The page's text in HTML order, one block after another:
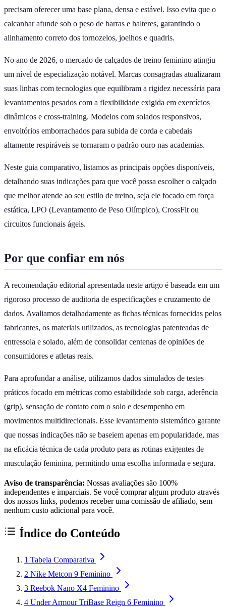
precisam oferecer uma base plana, densa e estável. Isso evita que o
calcanhar afunde sob o peso de barras e halteres, garantindo o
alinhamento correto dos tornozelos, joelhos e quadris.
No ano de 2026, o mercado de calçados de treino feminino atingiu
um nível de especialização notável. Marcas consagradas atualizaram
suas linhas com tecnologias que equilibram a rigidez necessária para
levantamentos pesados com a flexibilidade exigida em exercícios
dinâmicos e cross-training. Modelos com solados responsivos,
envoltórios emborrachados para subida de corda e cabedais
altamente respiráveis se tornaram o padrão ouro nas academias.
Neste guia comparativo, listamos as principais opções disponíveis,
detalhando suas indicações para que você possa escolher o calçado
que melhor atende ao seu estilo de treino, seja ele focado em força
estática, LPO (Levantamento de Peso Olímpico), CrossFit ou
circuitos funcionais ágeis.
Por que confiar em nós
A recomendação editorial apresentada neste artigo é baseada em um
rigoroso processo de auditoria de especificações e cruzamento de
dados. Avaliamos detalhadamente as fichas técnicas fornecidas pelos
fabricantes, os materiais utilizados, as tecnologias patenteadas de
entressola e solado, além de consolidar centenas de opiniões de
consumidores e atletas reais.
Para aprofundar a análise, utilizamos dados simulados de testes
práticos focado em métricas como estabilidade sob carga, aderência
(grip), sensação de contato com o solo e desempenho em
movimentos multidirecionais. Esse levantamento sistemático garante
que nossas indicações não se baseiem apenas em popularidade, mas
na eficácia técnica de cada produto para as rotinas exigentes de
musculação feminina, permitindo uma escolha informada e segura.
Aviso de transparência: Nossas avaliações são 100%
independentes e imparciais. Se você comprar algum produto através
dos nossos links, podemos receber uma comissão de afiliado, sem
nenhum custo adicional para você.
Índice do Conteúdo
1 Tabela Comparativa
2 Nike Metcon 9 Feminino
3 Reebok Nano X4 Feminino
4 Under Armour TriBase Reign 6 Feminino